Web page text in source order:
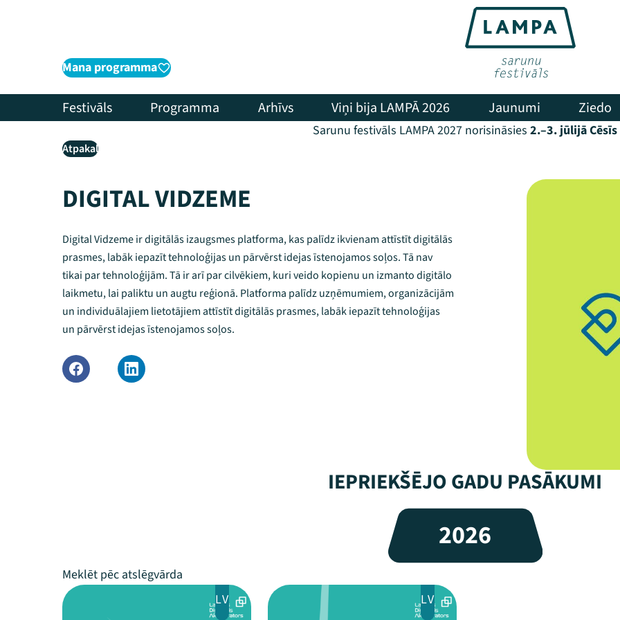
Mana programma
Festivāls Programma Arhīvs Viņi bija LAMPĀ 2026 Jaunumi Ziedo
Sarunu festivāls LAMPA 2027 norisināsies 2.–3. jūlijā Cēsīs
Atpakaļ
DIGITAL VIDZEME
Digital Vidzeme ir digitālās izaugsmes platforma, kas palīdz ikvienam attīstīt digitālās
prasmes, labāk iepazīt tehnoloģijas un pārvērst idejas īstenojamos soļos. Tā nav
tikai par tehnoloģijām. Tā ir arī par cilvēkiem, kuri veido kopienu un izmanto digitālo
laikmetu, lai paliktu un augtu reģionā. Platforma palīdz uzņēmumiem, organizācijām
un individuālajiem lietotājiem attīstīt digitālās prasmes, labāk iepazīt tehnoloģijas
un pārvērst idejas īstenojamos soļos.
IEPRIEKŠĒJO GADU PASĀKUMI
2026
LV LV